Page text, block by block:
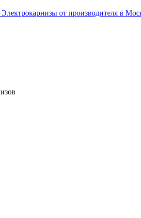
Электрокарнизы от производителя в